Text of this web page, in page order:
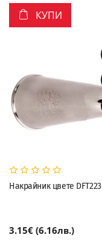
КУПИ
Накрайник цвете DFT223
3.15€ (6.16лв.)